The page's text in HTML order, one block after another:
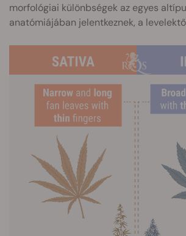
morfológiai különbségek az egyes
anatómiájában jelentkeznek, a